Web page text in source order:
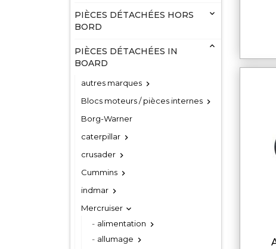
PIÈCES DÉTACHÉES HORS
BORD

PIÈCES DÉTACHÉES IN
BOARD

autres marques 
Blocs moteurs / pièces internes 
Borg-Warner
caterpillar 
crusader 
Cummins 
indmar 
Mercruiser 
alimentation 
allumage 